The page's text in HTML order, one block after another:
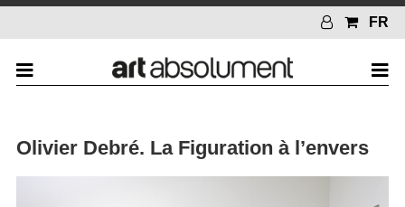
FR
Olivier Debré. La Figuration à l’envers